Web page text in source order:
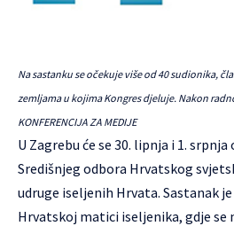
Na sastanku se očekuje više od 40 sudionika,
zemljama u kojima Kongres djeluje. Nakon
KONFERENCIJA ZA MEDIJE
U Zagrebu će se 30. lipnja i 1.
Središnjeg odbora Hrvatskog
udruge iseljenih Hrvata. Sastanak
Hrvatskoj matici iseljenika, gdje se